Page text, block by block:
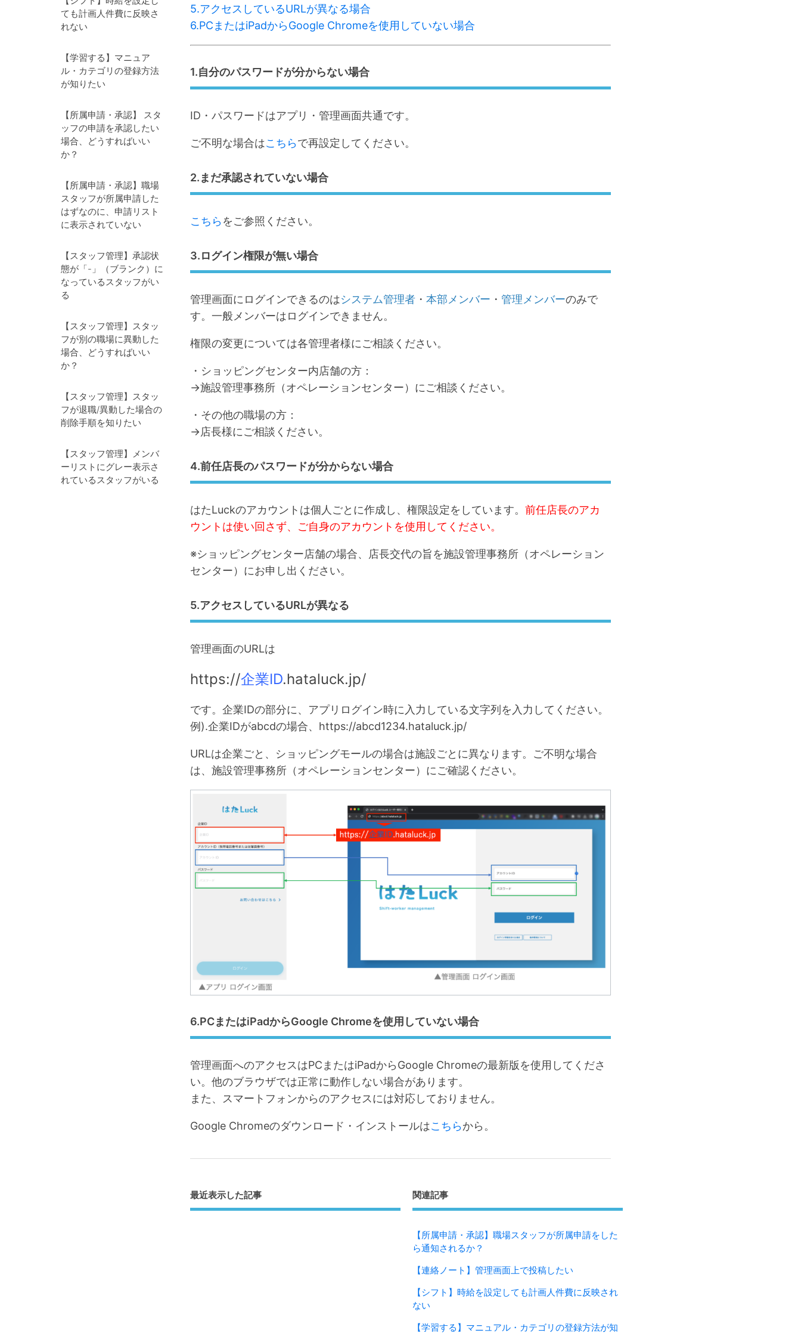
ても計画人件費に反映さ
れない
【学習する】マニュア
ル・カテゴリの登録方法
が知りたい
【所属申請・承認】 スタ
ッフの申請を承認したい
場合、どうすればいい
か？
【所属申請・承認】職場
スタッフが所属申請した
はずなのに、申請リスト
に表示されていない
【スタッフ管理】承認状
態が「-」（ブランク）に
なっているスタッフがい
る
【スタッフ管理】スタッ
フが別の職場に異動した
場合、どうすればいい
か？
【スタッフ管理】スタッ
フが退職/異動した場合の
削除手順を知りたい
【スタッフ管理】メンバ
ーリストにグレー表示さ
れているスタッフがいる
5.アクセスしているURLが異なる場合
6.PCまたはiPadからGoogle Chromeを使用していない場合
1.自分のパスワードが分からない場合
ID・パスワードはアプリ・管理画面共通です。
ご不明な場合はこちらで再設定してください。
2.まだ承認されていない場合
こちらをご参照ください。
3.ログイン権限が無い場合
管理画面にログインできるのはシステム管理者 ・本部メンバー ・管理メンバーのみで
す。一般メンバーはログインできません。
権限の変更については各管理者様にご相談ください。
・ショッピングセンター内店舗の方：
→施設管理事務所（オペレーションセンター）にご相談ください。
・その他の職場の方：
→店長様にご相談ください。
4.前任店長のパスワードが分からない場合
はたLuckのアカウントは個人ごとに作成し、権限設定をしています。前任店長のアカ
ウントは使い回さず、ご自身のアカウントを使用してください。
※ショッピングセンター店舗の場合、店長交代の旨を施設管理事務所（オペレーション
センター）にお申し出ください。
5.アクセスしているURLが異なる
管理画面のURLは
https://企業ID.hataluck.jp/
です。企業IDの部分に、アプリログイン時に入力している文字列を入力してください。
例).企業IDがabcdの場合、https://abcd1234.hataluck.jp/
URLは企業ごと、ショッピングモールの場合は施設ごとに異なります。ご不明な場合
は、施設管理事務所（オペレーションセンター）にご確認ください。
6.PCまたはiPadからGoogle Chromeを使用していない場合
管理画面へのアクセスはPCまたはiPadからGoogle Chromeの最新版を使用してくださ
い。他のブラウザでは正常に動作しない場合があります。
また、スマートフォンからのアクセスには対応しておりません。
Google Chromeのダウンロード・インストールはこちらから。
最近表示した記事 関連記事
【所属申請・承認】職場スタッフが所属申請をした
ら通知されるか？
【連絡ノート】管理画面上で投稿したい
【シフト】時給を設定しても計画人件費に反映され
ない
【学習する】マニュアル・カテゴリの登録方法が知